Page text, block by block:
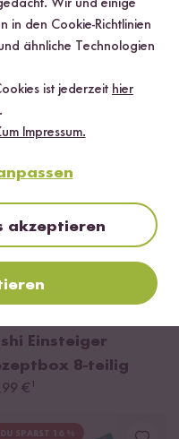
Variationen sind hier
hast du direkt alle
Einsteiger
8-teilig
€ ¹
DU SPARST 16 %
Wir und einige
in den Cookie-Richtlinien
ähnliche Technologien
ist jederzeit hier
Impressum.
akzeptieren